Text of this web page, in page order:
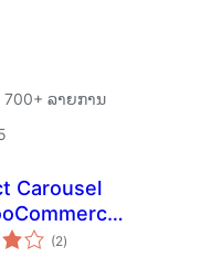
ລາຍການ
Carousel
(2ຄະແນນ
ທັງໝົດ
)